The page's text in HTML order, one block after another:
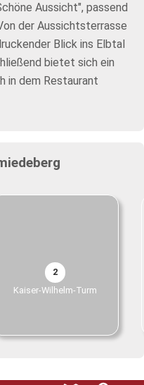
Aussicht", passend
der Aussichtsterrasse
Blick ins Elbtal
bietet sich ein
in dem Restaurant
2
Kaiser-Wilhelm-Turm